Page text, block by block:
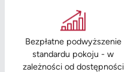
Bezpłatne podwyższenie
standardu pokoju - w
zależności od dostępności